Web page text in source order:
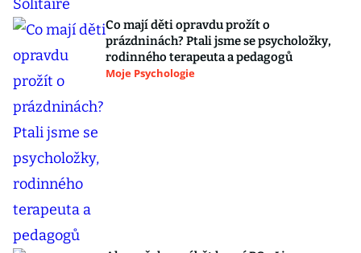
Co mají děti opravdu prožít o
prázdninách? Ptali jsme se psycholožky,
rodinného terapeuta a pedagogů
Moje Psychologie